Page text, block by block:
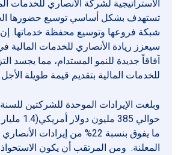
الاستراتيجية لشركة الأنصاري للخدمات
تستهدف بشكل أساسي توسيع حضورها
شبكة فروعها وتوسيع محفظة خدماتها.
سيعزز ريادة الأنصاري للخدمات المالية
آفاقاً جديدة للنمو المستدام، مما يجسد
للخدمات المالية بتقديم قيمة طويلة
حوالي 385
ما يفوق بنسبة 22% من إيرادات
المعلنة. ومن المرتقب أن يكون الاستحواذ